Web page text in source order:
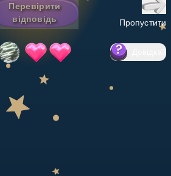
Перевірити
відповідь
Пропустити
?